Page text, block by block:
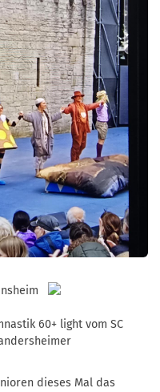
60+ light vom SC
dieses Mal das